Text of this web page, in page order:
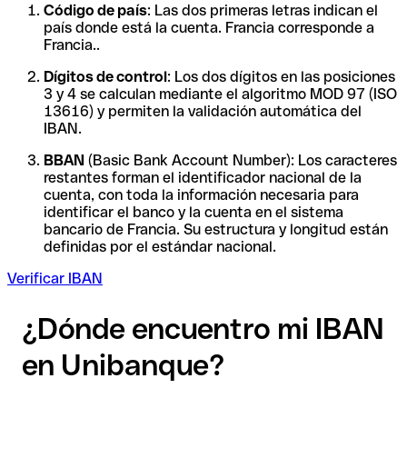
Código de país: Las dos primeras letras indican el
país donde está la cuenta. Francia corresponde a
Francia..
Dígitos de control: Los dos dígitos en las posiciones
3 y 4 se calculan mediante el algoritmo MOD 97 (ISO
13616) y permiten la validación automática del
IBAN.
BBAN (Basic Bank Account Number): Los caracteres
restantes forman el identificador nacional de la
cuenta, con toda la información necesaria para
identificar el banco y la cuenta en el sistema
bancario de Francia. Su estructura y longitud están
definidas por el estándar nacional.
Verificar IBAN
¿Dónde encuentro mi IBAN
en Unibanque?